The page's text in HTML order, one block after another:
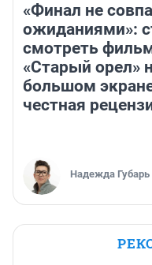
«Финал не
ожиданиями»:
смотреть
«Старый орел»
большом
честная
Надежда Губарь